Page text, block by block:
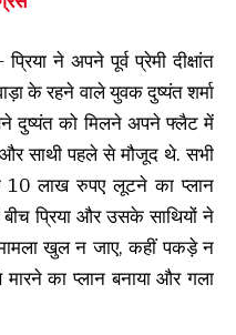
प्रिया ने अपने पूर्व प्रेमी दीक्षांत
के रहने वाले युवक दुष्यंत शर्मा
दुष्यंत को मिलने अपने फ्लैट में
और साथी पहले से मौजूद थे. सभी
लाख रुपए लूटने का प्लान
बीच प्रिया और उसके साथियों ने
खुल न जाए, कहीं पकड़े न
का प्लान बनाया और गला